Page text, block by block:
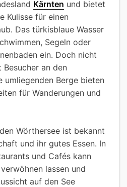
Kärnten und bietet
Kulisse für einen
Das türkisblaue Wasser
Segeln oder
ein. Doch nicht
an den
umliegenden Berge bieten
für Wanderungen und
Wörthersee ist bekannt
und ihr gutes Essen. In
und Cafés kann
lassen und
auf den See